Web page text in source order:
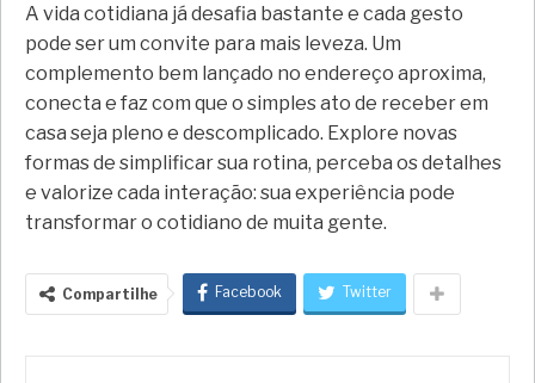
A vida cotidiana já desafia bastante e cada gesto
pode ser um convite para mais leveza. Um
complemento bem lançado no endereço aproxima,
conecta e faz com que o simples ato de receber em
casa seja pleno e descomplicado. Explore novas
formas de simplificar sua rotina, perceba os detalhes
e valorize cada interação: sua experiência pode
transformar o cotidiano de muita gente.
Compartilhe Facebook Twitter